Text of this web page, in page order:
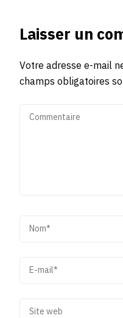
Laisser un
Votre adresse e-mail
champs obligatoires